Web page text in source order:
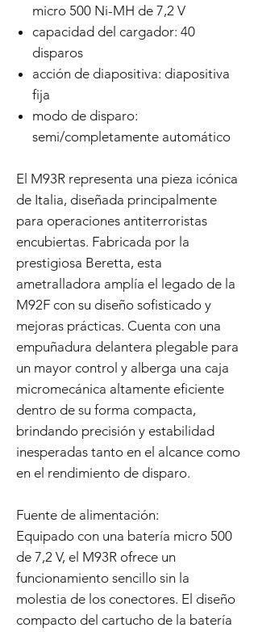
micro 500 Ni-MH de 7,2 V
capacidad del cargador: 40
disparos
acción de diapositiva: diapositiva
fija
modo de disparo:
semi/completamente automático
El M93R representa una pieza icónica
de Italia, diseñada principalmente
para operaciones antiterroristas
encubiertas. Fabricada por la
prestigiosa Beretta, esta
ametralladora amplía el legado de la
M92F con su diseño sofisticado y
mejoras prácticas. Cuenta con una
empuñadura delantera plegable para
un mayor control y alberga una caja
micromecánica altamente eficiente
dentro de su forma compacta,
brindando precisión y estabilidad
inesperadas tanto en el alcance como
en el rendimiento de disparo.
Fuente de alimentación:
Equipado con una batería micro 500
de 7,2 V, el M93R ofrece un
funcionamiento sencillo sin la
molestia de los conectores. El diseño
compacto del cartucho de la batería